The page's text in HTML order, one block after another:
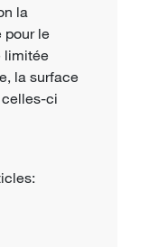
la
pour le
limitée
la surface
ci